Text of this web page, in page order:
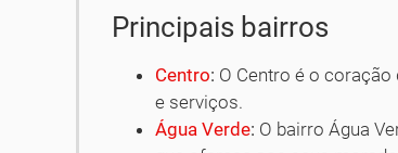
Principais bairros
Centro: O Centro é o
e serviços.
Água Verde: O bairro Água